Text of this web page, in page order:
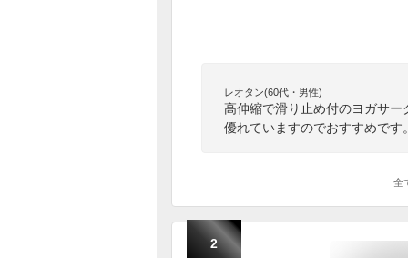
レオタン(60代・男性)
高伸縮で滑り止め付のヨガサ
優れていますのでおすすめです
全
2